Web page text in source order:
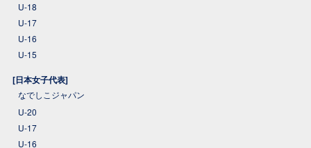
U-18
U-17
U-16
U-15
[日本女子代表]
なでしこジャパン
U-20
U-17
U-16